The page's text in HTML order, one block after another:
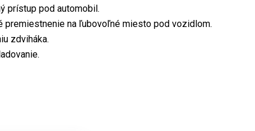
prístup pod automobil.
premiestnenie na ľubovoľné miesto pod vozidlom.
zdviháka.